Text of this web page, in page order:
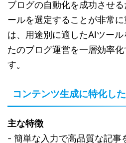
ブログの自動化を成功させ
ールを選定することが非常
は、用途別に適したAIツー
たのブログ運営を一層効率
す。
コンテンツ生成に特化し
主な特徴
- 簡単な入力で高品質な記事